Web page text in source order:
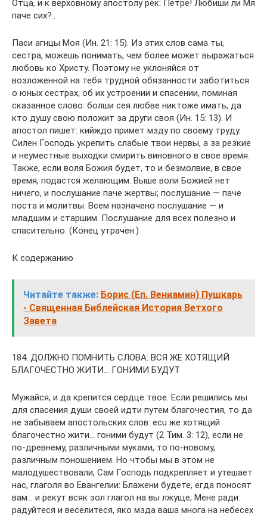
Отца, и к верховному апостолу рек: Петре! Любиши ли Мя
паче сих?..
Паси агнцы Моя (Ин. 21: 15). Из этих слов сама ты,
сестра, можешь понимать, чем более может выражаться
любовь ко Христу. Поэтому не уклоняйся от
возложенной на тебя трудной обязанности заботиться
о юных сестрах, об их устроении и спасении, поминая
сказанное слово: болши сея любве никтоже имать, да
кто душу свою положит за други своя (Ин. 15: 13). И
апостол пишет: кийждо примет мзду по своему труду.
Силен Господь укрепить слабые твои нервы, а за резкие
и неуместные выходки смирить виновного в свое время.
Также, если воля Божия будет, то и безмолвие, в свое
время, подастся желающим. Выше воли Божией нет
ничего, и послушание паче жертвы; послушание — паче
поста и молитвы. Всем назначено послушание — и
младшим и старшим. Послушание для всех полезно и
спасительно. (Конец утрачен.)
К содержанию
Читайте также: Борис (Еп. Вениамин) Пушкарь
- Священная Библейская История Ветхого
Завета
184. ДОЛЖНО ПОМНИТЬ СЛОВА: ВСЯ ЖЕ ХОТЯЩИЙ
БЛАГОЧЕСТНО ЖИТИ… ГОНИМИ БУДУТ
Мужайся, и да крепится сердце твое. Если решились мы
для спасения души своей идти путем благочестия, то да
не забываем апостольских слов: ecu же хотящий
благочестно жити… гоними будут (2 Тим. 3: 12), если не
по-древнему, различными муками, то по-новому,
различным поношением. Но чтобы мы в этом не
малодушествовали, Сам Господь подкрепляет и утешает
нас, глаголя во Евангелии: Блажени будете, егда поносят
вам… и рекут всяк зол глагол на вы лжуще, Мене ради:
радуйтеся и веселитеся, яко мзда ваша многа на небесех